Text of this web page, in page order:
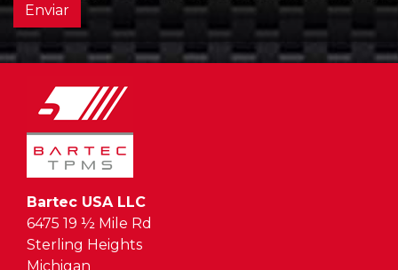
Enviar
Bartec USA LLC
6475 19 ½ Mile Rd
Sterling Heights
Michigan